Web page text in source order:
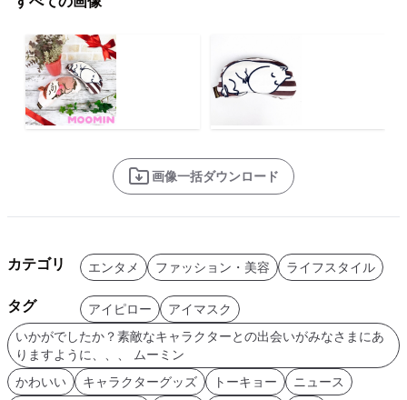
画像一括ダウンロード
カテゴリ エンタメ ファッション・美容 ライフスタイル
タグ アイピロー
アイマスク
いかがでしたか？素敵なキャラクターとの出会いがみなさまにあ
りますように、、、 ムーミン
かわいい
キャラクターグッズ トーキョー
ニュース